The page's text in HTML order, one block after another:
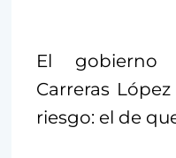
El gobierno
Carreras
riesgo: el de